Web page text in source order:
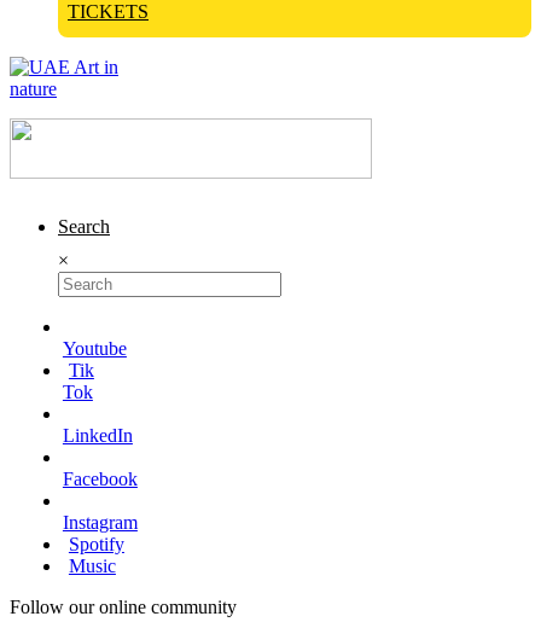
TICKETS
Search
×
Youtube
Tik
Tok
LinkedIn
Facebook
Instagram
Spotify
Music
Follow our online community